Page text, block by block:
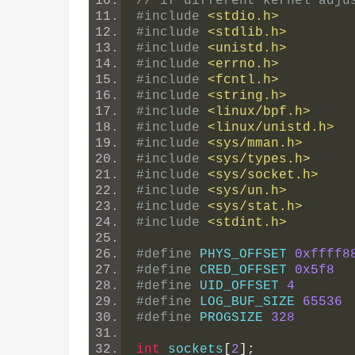
#include
<stdio.h>
#include
<stdlib.h>
#include
<unistd.h>
#include
<errno.h>
#include
<fcntl.h>
#include
<string.h>
#include
<linux/bpf.h>
#include
<linux/unistd.h>
#include
<sys/mman.h>
#include
<sys/types.h>
#include
<sys/socket.h>
#include
<sys/un.h>
#include
<sys/stat.h>
#include
<stdint.h>
#define PHYS_OFFSET
#define CRED_OFFSET 0x5f8
#define UID_OFFSET 4
#define LOG_BUF_SIZE 65536
#define PROGSIZE 328
int sockets 2 ];